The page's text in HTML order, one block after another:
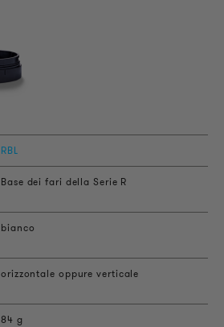
RBL
Base dei fari della Serie R
bianco
orizzontale oppure verticale
84 g